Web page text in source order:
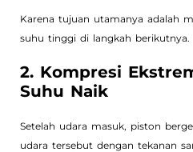
Karena tujuan utamanya adalah
suhu tinggi di langkah berikutnya.
2. Kompresi
Suhu Naik
Setelah udara masuk, piston
udara tersebut dengan tekanan